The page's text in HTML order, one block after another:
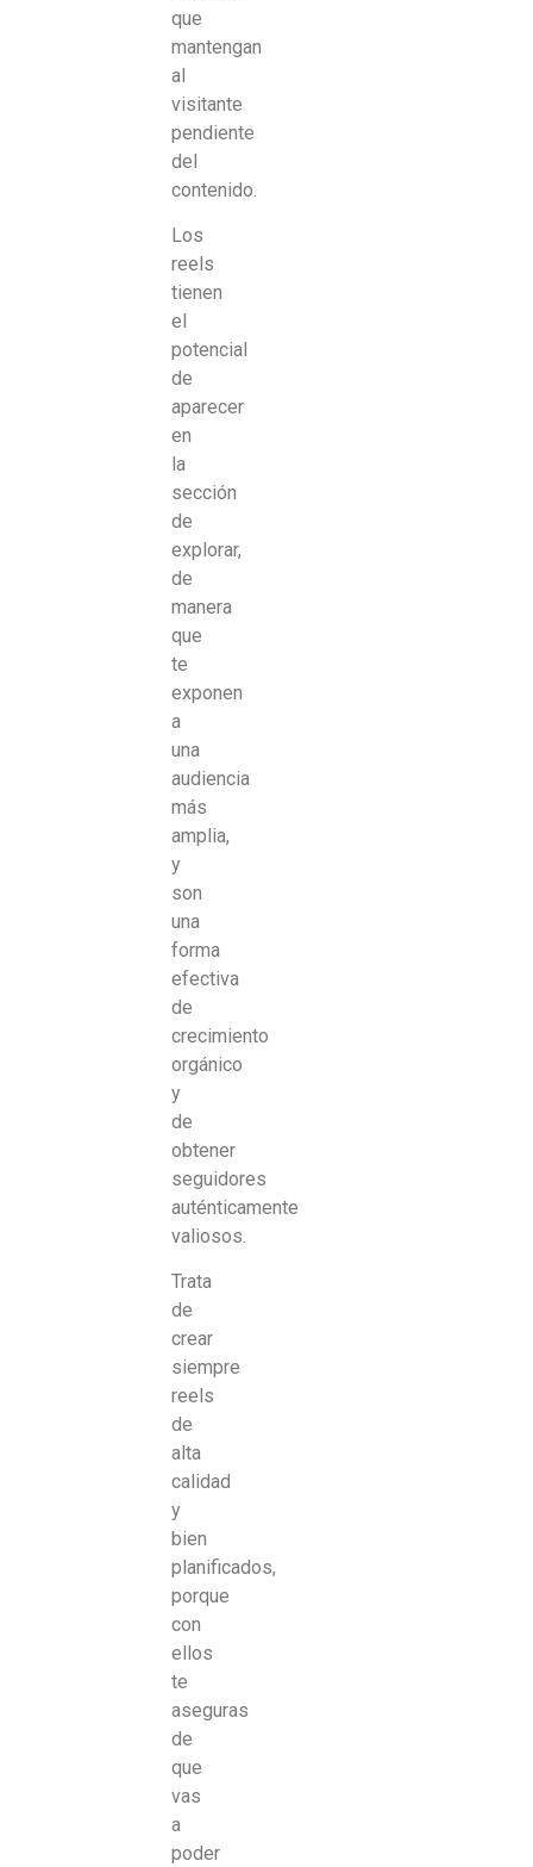
que
mantengan
al
visitante
pendiente
del
contenido.
Los
reels
tienen
el
potencial
de
aparecer
en
la
sección
de
explorar,
de
manera
que
te
exponen
a
una
audiencia
más
amplia,
y
son
una
forma
efectiva
de
crecimiento
orgánico
y
de
obtener
seguidores
auténticamente
valiosos.
Trata
de
crear
siempre
reels
de
alta
calidad
y
bien
planificados,
porque
con
ellos
te
aseguras
de
que
vas
a
poder